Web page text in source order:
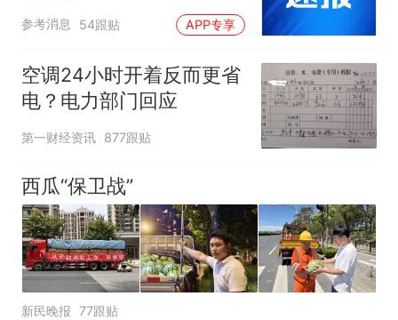
参考消息 54跟贴 APP专享
空调24小时开着反而更省
电？电力部门回应
第一财经资讯 877跟贴
西瓜“保卫战”
新民晚报 77跟贴